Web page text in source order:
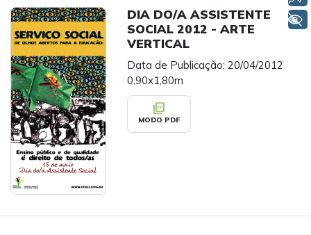
DIA DO/A ASSISTENTE
SOCIAL 2012 - ARTE
VERTICAL
Data de Publicação: 20/04/2012
0,90x1,80m
picture_as_pdf
MODO PDF
+ Acessibilidade